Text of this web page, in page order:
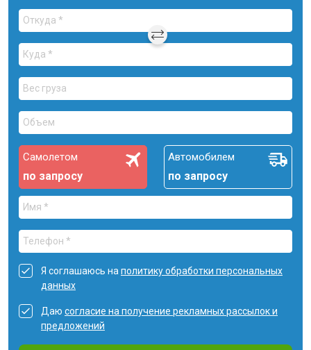
Самолетом
по запросу
Автомобилем
по запросу
Я соглашаюсь наполитику обработки персональных
данных
Даю согласие на получение рекламных рассылок и
предложений